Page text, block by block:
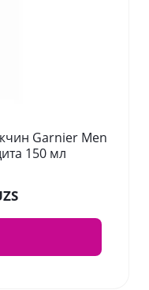
Garnier Men
150 мл